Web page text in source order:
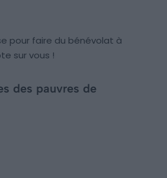
pour faire du bénévolat à
sur vous !
des pauvres de